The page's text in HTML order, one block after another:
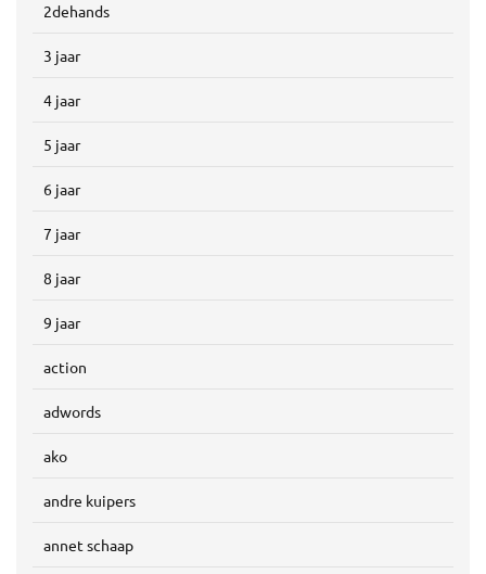
2dehands
3 jaar
4 jaar
5 jaar
6 jaar
7 jaar
8 jaar
9 jaar
action
adwords
ako
andre kuipers
annet schaap